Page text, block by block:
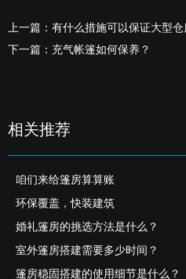
上一篇：有什么措施可以保证大型
下一篇：充气帐篷如何保养？
相关推荐
咱们来给篷房算算账
环保覆盖，快装建筑
婚礼篷房的挑选方法是什么？
室外篷房搭建需要多少时间？
篷房稳固搭建的使用细节是什么？